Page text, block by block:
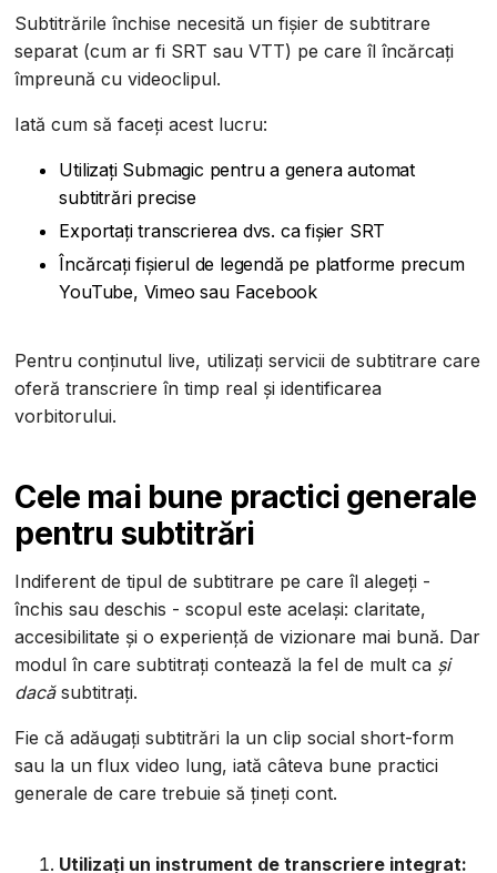
Subtitrările închise necesită un fișier de subtitrare
separat (cum ar fi SRT sau VTT) pe care îl încărcați
împreună cu videoclipul.
Iată cum să faceți acest lucru:
Utilizați Submagic pentru a genera automat
subtitrări precise
Exportați transcrierea dvs. ca fișier SRT
Încărcați fișierul de legendă pe platforme precum
YouTube, Vimeo sau Facebook
Pentru conținutul live, utilizați servicii de subtitrare care
oferă transcriere în timp real și identificarea
vorbitorului.
Cele mai bune practici generale
pentru subtitrări
Indiferent de tipul de subtitrare pe care îl alegeți -
închis sau deschis - scopul este același: claritate,
accesibilitate și o experiență de vizionare mai bună. Dar
modul în care subtitrați contează la fel de mult ca și
dacăsubtitrați.
Fie că adăugați subtitrări la un clip social short-form
sau la un flux video lung, iată câteva bune practici
generale de care trebuie să țineți cont.
Utilizați un instrument de transcriere integrat: